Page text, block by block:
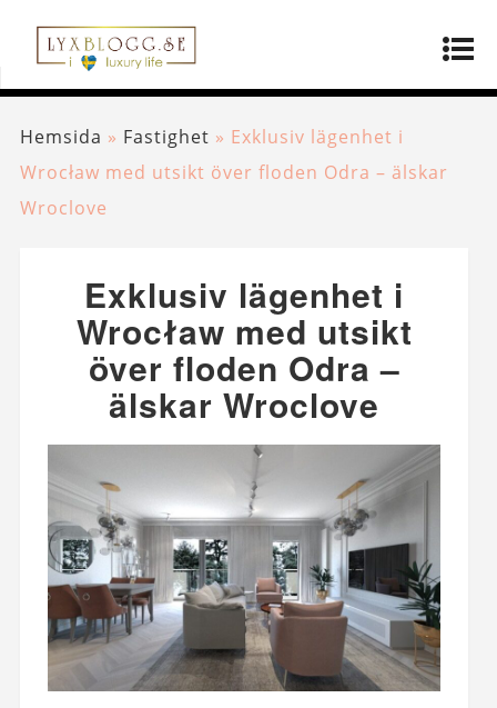
Hemsida » Fastighet » Exklusiv lägenhet i
Wrocław med utsikt över floden Odra – älskar
Wroclove
Exklusiv lägenhet i
Wrocław med utsikt
över floden Odra –
älskar Wroclove